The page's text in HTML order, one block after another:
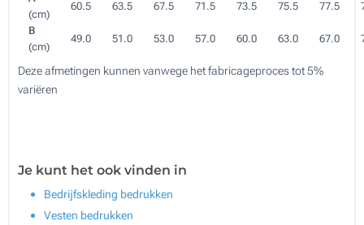
(cm)
60.5 63.5 67.5 71.5 73.5 75.5 77.5
B
(cm)
49.0 51.0 53.0 57.0 60.0 63.0 67.0
Deze afmetingen kunnen vanwege het fabricageproces tot 5%
variëren
Je kunt het ook vinden in
Bedrijfskleding bedrukken
Vesten bedrukken